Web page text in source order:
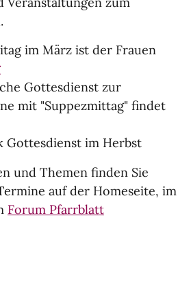
im März ist der Frauen
Gottesdienst zur
mit "Suppezmittag" findet
Gottesdienst im Herbst
und Themen finden Sie
auf der Homeseite, im
Forum Pfarrblatt